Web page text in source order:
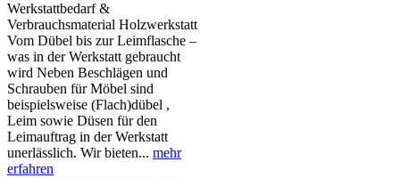
Werkstattbedarf &
Verbrauchsmaterial Holzwerkstatt
Vom Dübel bis zur Leimflasche –
was in der Werkstatt gebraucht
wird Neben Beschlägen und
Schrauben für Möbel sind
beispielsweise (Flach)dübel ,
Leim sowie Düsen für den
Leimauftrag in der Werkstatt
unerlässlich. Wir bieten... mehr
erfahren